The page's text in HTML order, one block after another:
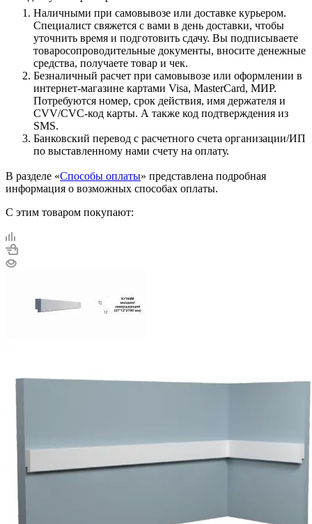
Наличными при самовывозе или доставке курьером.
Специалист свяжется с вами в день доставки, чтобы
уточнить время и подготовить сдачу. Вы подписываете
товаросопроводительные документы, вносите денежные
средства, получаете товар и чек.
Безналичный расчет при самовывозе или оформлении в
интернет-магазине картами Visa, MasterCard, МИР.
Потребуются номер, срок действия, имя держателя и
CVV/CVC-код карты. А также код подтверждения из
SMS.
Банковский перевод с расчетного счета организации/ИП
по выставленному нами счету на оплату.
В разделе «Способы оплаты» представлена подробная
информация о возможных способах оплаты.
С этим товаром покупают: